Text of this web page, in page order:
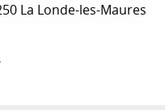
La Londe-les-Maures